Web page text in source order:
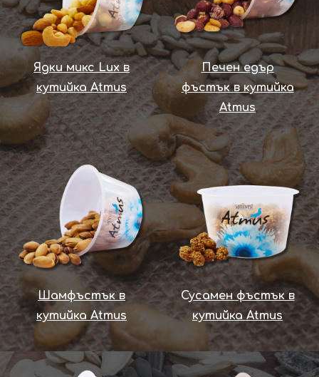
Ядки микс Lux в
кутийка Atmus
Печен едър
фъстък в кутийка
Atmus
Шамфъстък в
кутийка Atmus
Сусамен фъстък в
кутийка Atmus